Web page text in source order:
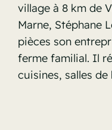
village à 8 km de
Marne, Stéphane
pièces son
ferme familial. Il
cuisines, salles